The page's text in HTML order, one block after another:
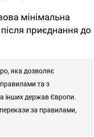
мінімальна
після приєднання до
яка дозволяє
та з
інших держав Європи.
за правилами,